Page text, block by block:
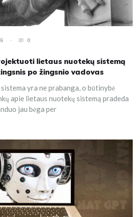
0
lietaus nuotekų sistemą
po žingsnio vadovas
yra ne prabanga, o būtinybė
apie lietaus nuotekų sistemą pradeda
jau bėga per